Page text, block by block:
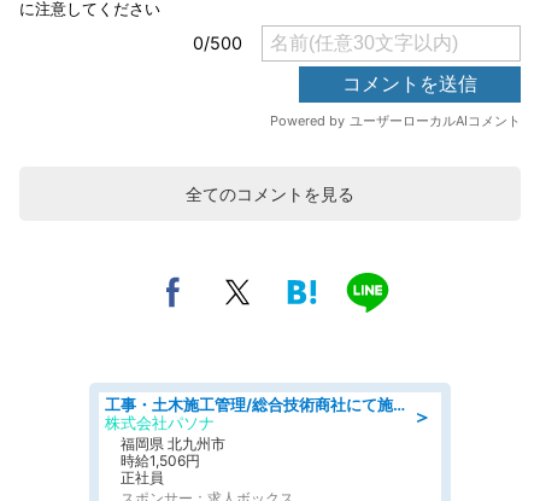
全てのコメントを見る
＞
工事・土木施工管理/総合技術商社にて施工管理のお仕事/即日勤務可/車通勤可/工事・土木施工管理/生産・品質管理
株式会社パソナ
福岡県 北九州市
時給1,506円
正社員